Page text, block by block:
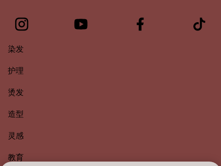
染发
护理
烫发
造型
灵感
教育